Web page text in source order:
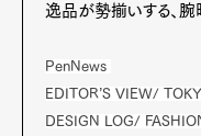
逸品が勢揃いする、腕
PenNews
EDITOR’S VIEW/
DESIGN LOG/